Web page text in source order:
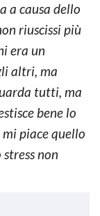
a causa dello
riuscissi più
era un
altri, ma
tutti, ma
bene lo
piace quello
non